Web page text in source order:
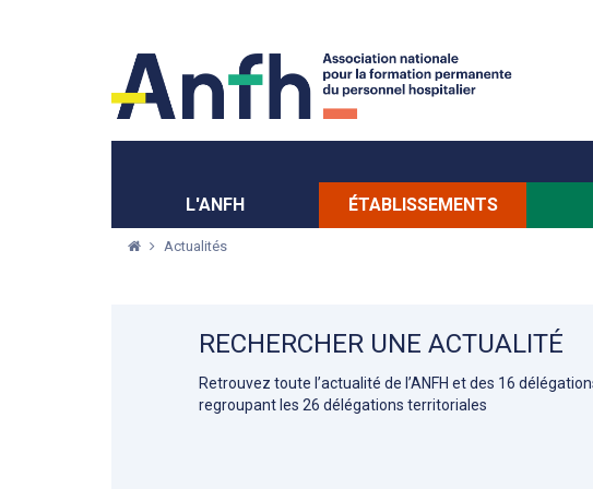
L'ANFH ÉTABLISSEMENTS
Actualités
RECHERCHER UNE ACTUALITÉ
Retrouvez toute l’actualité de l’ANFH et des 16
regroupant les 26 délégations territoriales